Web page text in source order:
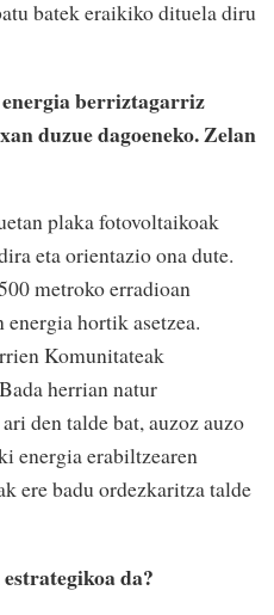
batek eraikikodituela diru
berriztagarriz
duzuedagoeneko.Zelan
plakafotovoltaikoak
etaorientazio ona dute.
metrokoerradioan
energia hortikasetzea.
Komunitateak
Bada herrian natur
ari den talde bat, auzoz auzo
energia erabiltzearen
ere badu ordezkaritza talde
estrategikoa da?